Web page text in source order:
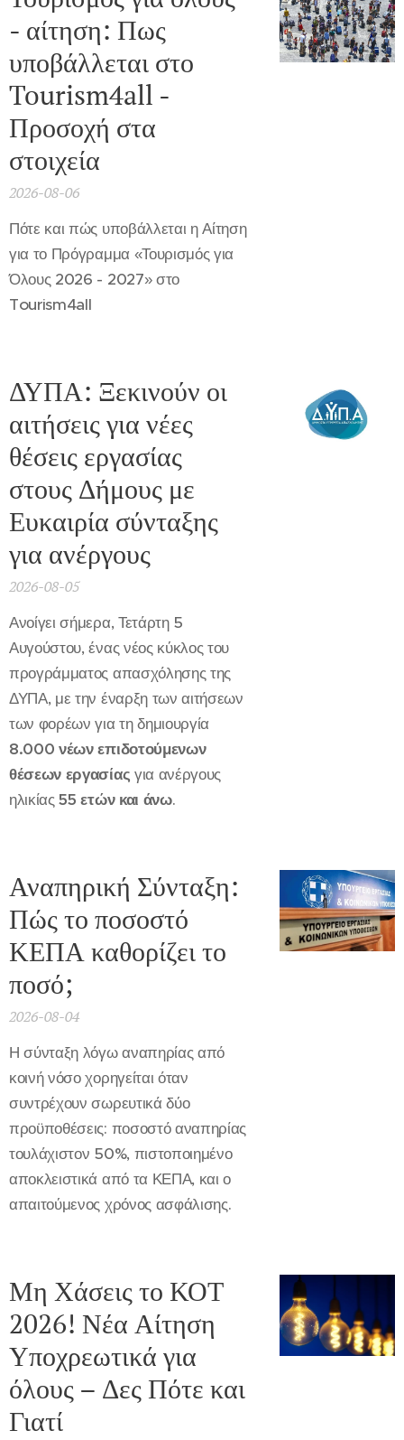
- αίτηση: Πως
υποβάλλεται στο
Tourism4all -
Προσοχή στα
στοιχεία
2026-08-06
Πότε και πώς υποβάλλεται η Αίτηση
για το Πρόγραμμα «Τουρισμός για
Όλους 2026 - 2027» στο
Tourism4all
ΔΥΠΑ: Ξεκινούν οι
αιτήσεις για νέες
θέσεις εργασίας
στους Δήμους με
Ευκαιρία σύνταξης
για ανέργους
2026-08-05
Ανοίγει σήμερα, Τετάρτη 5
Αυγούστου, ένας νέος κύκλος του
προγράμματος απασχόλησης της
ΔΥΠΑ, με την έναρξη των αιτήσεων
των φορέων για τη δημιουργία
8.000 νέων επιδοτούμενων
θέσεων εργασίας για ανέργους
ηλικίας55 ετών και άνω.
Αναπηρική Σύνταξη:
Πώς το ποσοστό
ΚΕΠΑ καθορίζει το
ποσό;
2026-08-04
Η σύνταξη λόγω αναπηρίας από
κοινή νόσο χορηγείται όταν
συντρέχουν σωρευτικά δύο
προϋποθέσεις: ποσοστό αναπηρίας
τουλάχιστον 50%, πιστοποιημένο
αποκλειστικά από τα ΚΕΠΑ, και ο
απαιτούμενος χρόνος ασφάλισης.
Μη Χάσεις το ΚΟΤ
2026! Νέα Αίτηση
Υποχρεωτικά για
όλους – Δες Πότε και
Γιατί